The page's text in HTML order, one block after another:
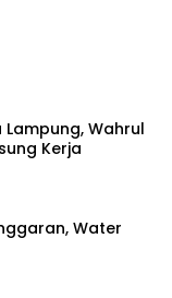
Wahrul
Kerja
Water